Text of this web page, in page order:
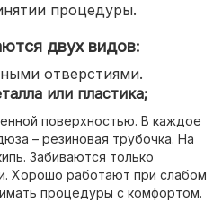
процедуры.
двух видов:
отверстиями.
или пластика;
поверхностью. В каждое
– резиновая трубочка. На
Забиваются только
Хорошо работают при слабом
процедуры с комфортом.